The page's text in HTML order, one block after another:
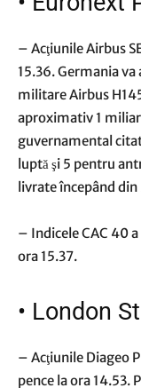
– Acţiunile Airbus
15.36. Germania
militare Airbus
aproximativ 1
guvernamental
luptă şi 5 pentru
livrate începând din
– Indicele CAC 40
ora 15.37.
• London
– Acţiunile Diageo
pence la ora 14.53.